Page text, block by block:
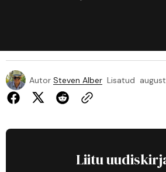
Autor Steven Alber Lisatud
Liitu